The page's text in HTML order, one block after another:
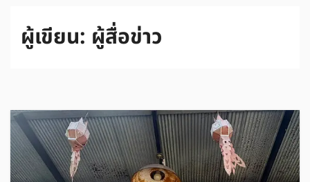
ผู้เขียน: ผู้สื่อข่าว